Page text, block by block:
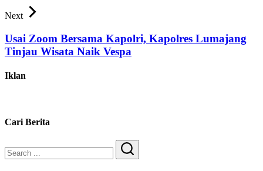
Next
Usai Zoom Bersama Kapolri, Kapolres Lumajang
Tinjau Wisata Naik Vespa
Iklan
Cari Berita
Search